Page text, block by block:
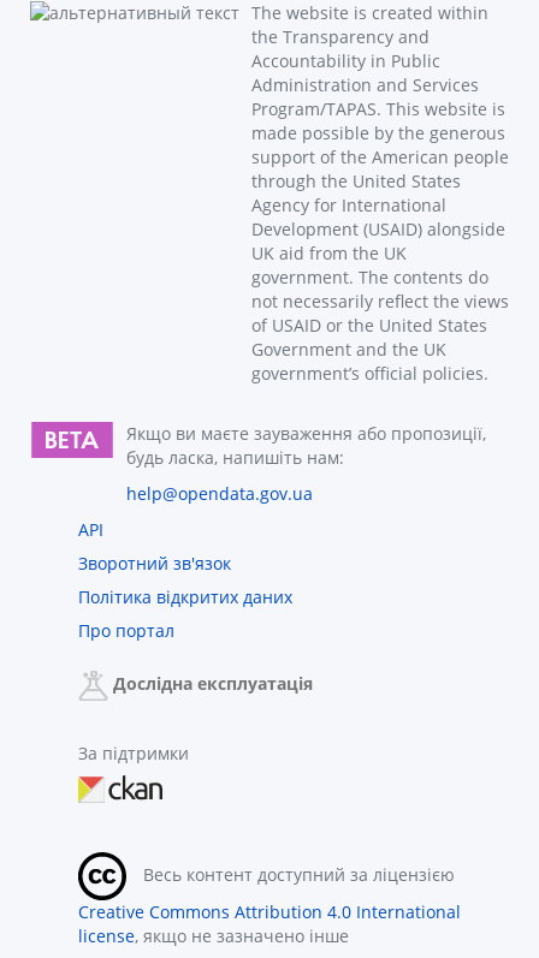
The website is created within
the Transparency and
Accountability in Public
Administration and Services
Program/TAPAS. This website is
made possible by the generous
support of the American people
through the United States
Agency for International
Development (USAID) alongside
UK aid from the UK
government. The contents do
not necessarily reflect the views
of USAID or the United States
Government and the UK
government’s official policies.
Якщо ви маєте зауваження або пропозиції,
будь ласка, напишіть нам:
help@opendata.gov.ua
API
Зворотний зв'язок
Політика відкритих даних
Про портал
Дослідна експлуатація
За підтримки
Весь контент доступний за ліцензією
Creative Commons Attribution 4.0 International
license, якщо не зазначено інше